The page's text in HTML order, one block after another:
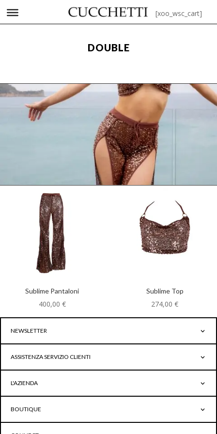
[xoo_wsc_cart]
COSTUMI DA DONNA/ DOUBLE
DOUBLE
Sublime Pantaloni
400,00 €
Sublime Top
274,00€
NEWSLETTER
ASSISTENZA SERVIZIO CLIENTI
L'AZIENDA
BOUTIQUE